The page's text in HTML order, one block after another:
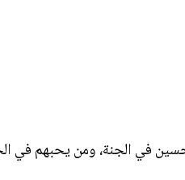
في الجنة، ومن يحبهم في